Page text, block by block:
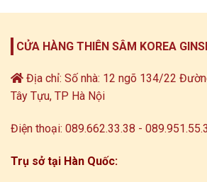
CỬA HÀNG THIÊN SÂM KOREA
Địa chỉ: Số nhà: 12 ngõ 134/22
Tây Tựu, TP Hà Nội
Điện thoại: 089.662.33.38 -
Trụ sở tại Hàn Quốc: